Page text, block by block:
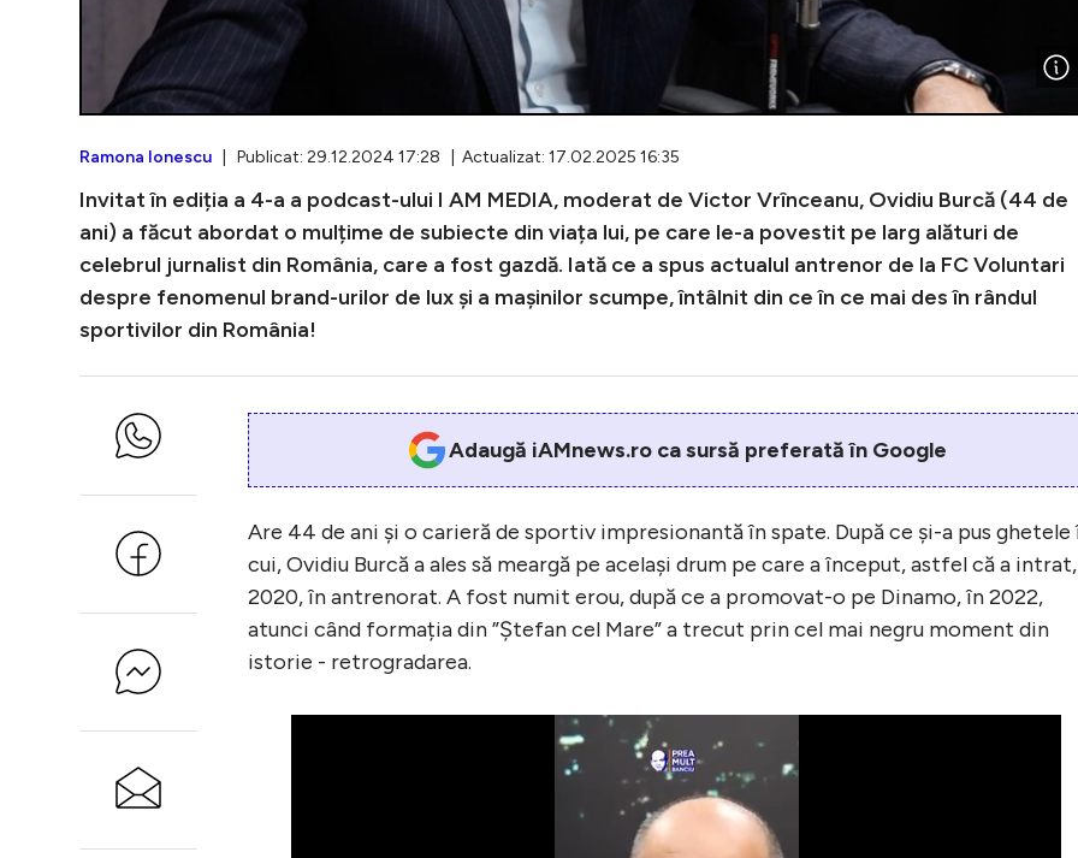
Ramona Ionescu | Publicat: 29.12.2024 17:28 | Actualizat: 17.02.2025 16:35
Invitat în ediția a 4-a a podcast-ului I AM MEDIA, moderat de Victor Vrînceanu, Ovidiu Burcă (44 de
ani) a făcut abordat o mulțime de subiecte din viața lui, pe care le-a povestit pe larg alături de
celebrul jurnalist din România, care a fost gazdă. Iată ce a spus actualul antrenor de la FC Voluntari
despre fenomenul brand-urilor de lux și a mașinilor scumpe, întâlnit din ce în ce mai des în rândul
sportivilor din România!
Adaugă iAMnews.ro ca sursă preferată în Google
Are 44 de ani și o carieră de sportiv impresionantă în spate. După ce și-a pus ghetele
cui, Ovidiu Burcă a ales să meargă pe același drum pe care a început, astfel că a
2020, în antrenorat. A fost numit erou, după ce a promovat-o pe Dinamo, în 2022,
atunci când formația din ”Ștefan cel Mare” a trecut prin cel mai negru moment din
istorie - retrogradarea.